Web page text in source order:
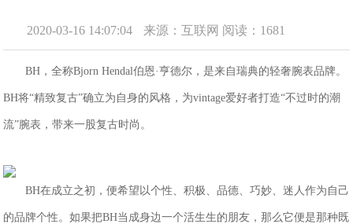
2020-03-16 14:07:04 来源：互联网 阅读：1681
BH，全称Bjorn Hendal伯恩·亨德尔，是来自瑞典的轻奢腕表品牌。
BH将“精致复古”确立为自身的风格，为vintage爱好者打造“不过时的潮
流”腕表，带来一股复古时尚。
BH在成立之初，便希望以个性、积极、品德、巧妙、迷人作为自己
的品牌个性。如果把BH当成身边一个活生生的朋友，那么它便是那种既